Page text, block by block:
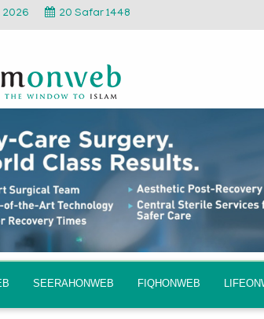
2026 20 Safar 1448
SEERAHONWEB FIQHONWEB